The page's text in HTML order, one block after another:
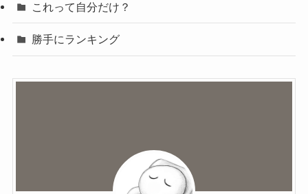
これって自分だけ？
勝手にランキング